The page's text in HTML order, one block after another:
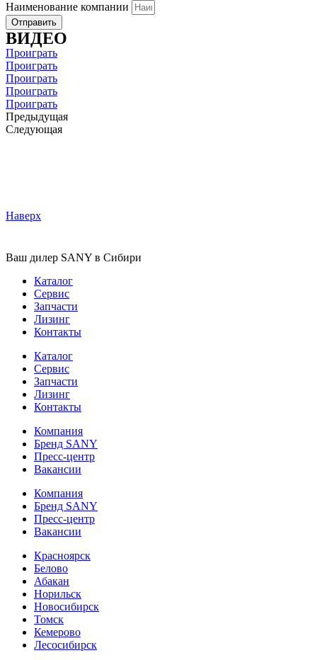
Наименование компании
Отправить
ВИДЕО
Проиграть
Проиграть
Проиграть
Проиграть
Проиграть
Предыдущая
Следующая
Наверх
Ваш дилер SANY в Сибири
Каталог
Сервис
Запчасти
Лизинг
Контакты
Каталог
Сервис
Запчасти
Лизинг
Контакты
Компания
Бренд SANY
Пресс-центр
Вакансии
Компания
Бренд SANY
Пресс-центр
Вакансии
Красноярск
Белово
Абакан
Норильск
Новосибирск
Томск
Кемерово
Лесосибирск